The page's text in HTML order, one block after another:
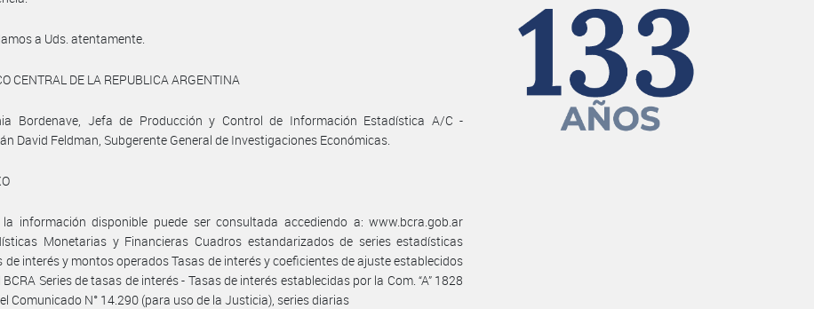
a Uds. atentamente.
CENTRAL DE LA REPUBLICA ARGENTINA
Bordenave, Jefa de Producción y Control de Información Estadística A/C -
David Feldman, Subgerente General de Investigaciones Económicas.
la información disponible puede ser consultada accediendo a: www.bcra.gob.ar
Monetarias y Financieras Cuadros estandarizados de series estadísticas
de interés y montos operados Tasas de interés y coeficientes de ajuste establecidos
BCRA Series de tasas de interés - Tasas de interés establecidas por la Com. “A” 1828
Comunicado N° 14.290 (para uso de la Justicia), series diarias